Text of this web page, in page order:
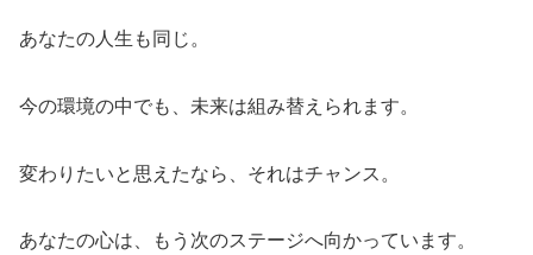
あなたの人生も同じ。
今の環境の中でも、未来は組み替えられます。
変わりたいと思えたなら、それはチャンス。
あなたの心は、もう次のステージへ向かっています。